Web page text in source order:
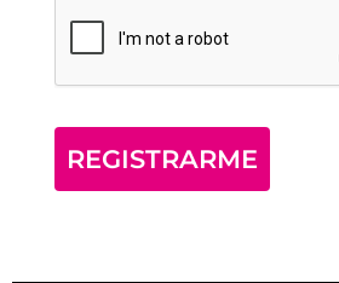
REGISTRARME